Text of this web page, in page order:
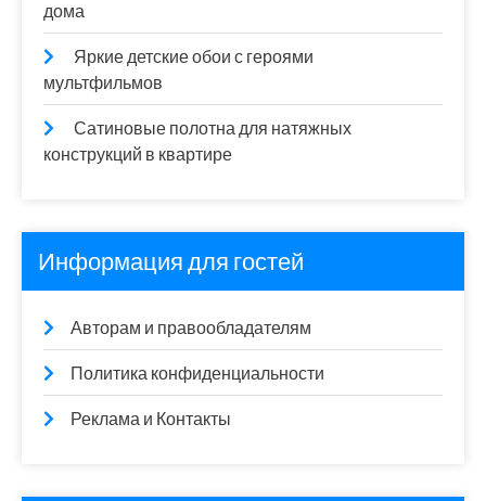
дома
Яркие детские обои с героями
мультфильмов
Сатиновые полотна для натяжных
конструкций в квартире
Информация для гостей
Авторам и правообладателям
Политика конфиденциальности
Реклама и Контакты